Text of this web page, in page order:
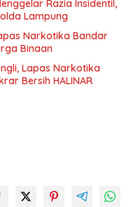
Razia Insidentil,
Lampung
Narkotika Bandar
Binaan
Lapas Narkotika
Bersih HALINAR